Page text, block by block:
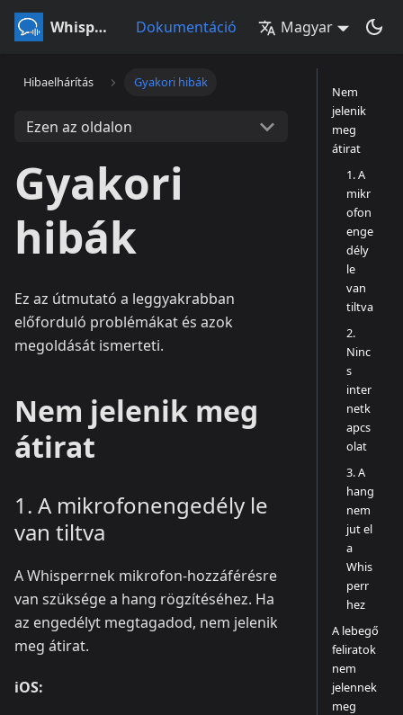
Whisperr Dokumentáció Magyar
Hibaelhárítás Gyakori hibák
Ezen az oldalon
Gyakori
hibák
Ez az útmutató a leggyakrabban
előforduló problémákat és azok
megoldását ismerteti.
Nem jelenik meg
átirat
1. A mikrofonengedély le
van tiltva
A Whisperrnek mikrofon-hozzáférésre
van szüksége a hang rögzítéséhez. Ha
az engedélyt megtagadod, nem jelenik
meg átirat.
iOS:
Nem
jelenik
meg
átirat
1. A
mikr
ofon
enge
dély
le
van
tiltva
2.
Ninc
s
inter
netk
apcs
olat
3. A
hang
nem
jut el
a
Whis
perr
hez
A lebegő
feliratok
nem
jelennek
meg